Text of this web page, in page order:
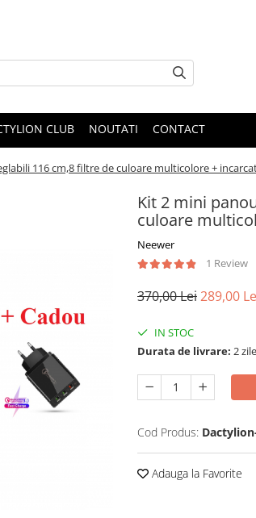
CLUB NOUTATI CONTACT
116 cm,8 filtre de culoare multicolore +
Kit 2 mini
culoare
Neewer
1 Review
370,00 Lei289,00
IN STOC
Durata de livrare: 2 zile
Cod Produs:
Adauga la Favorite